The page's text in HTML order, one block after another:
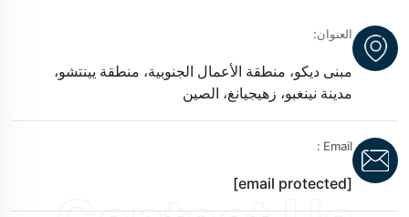
العنوان:
مبنى ديكو، منطقة الأعمال الجنوبية، منطقة يينتشو،
مدينة نينغبو، زهيجيانغ، الصين
Email :
[email protected]